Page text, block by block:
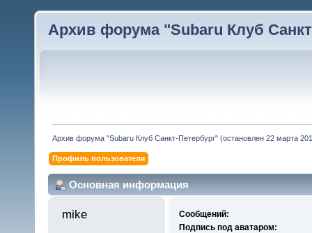
Архив форума "Subaru Клуб
Архив форума "Subaru Клуб Санкт-Петербург" (остановлен 22 марта
Профиль пользователя
Основная информация
mike
Сообщений:
Подпись под аватаром: